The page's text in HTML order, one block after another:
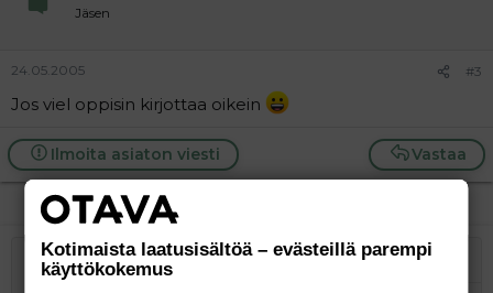
Jäsen
24.05.2005 #3
Jos viel oppisin kirjottaa oikein
Vastaa
Ilmoita asiaton viesti
Lihavoitu
Kursivoitu
Laajennettuun editoriin…
ListaLaajennettuun editoriin…
Kotimaista laatusisältöä – evästeillä parempi
käyttökokemus